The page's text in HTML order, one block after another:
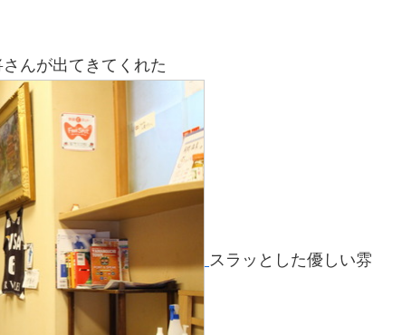
んが出てきてくれた
スラッとした優しい雰